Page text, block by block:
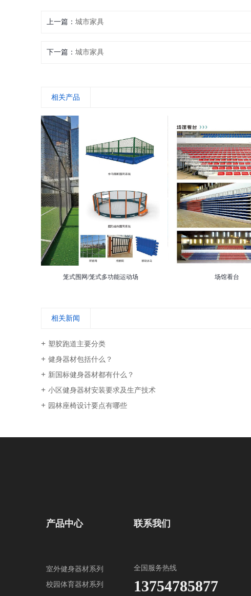
上一篇： 城市家具
下一篇： 城市家具
相关产品
笼式围网/笼式多功能运动场 场馆看台
相关新闻
塑胶跑道主要分类
健身器材包括什么？
新国标健身器材都有什么？
小区健身器材安装要求及生产技术
园林座椅设计要点有哪些
产品中心
室外健身器材系列
校园体育器材系列
联系我们
全国服务热线
13754785877